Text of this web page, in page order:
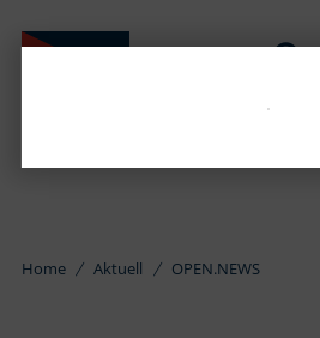
Home Aktuell OPEN.NEWS